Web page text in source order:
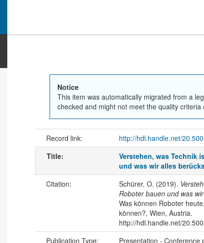
Notice
This item was automatically migrated from a
checked and might not meet the quality
Record link: http://hdl.handle.net/
Title:
Verstehen, was Technik
und was wir alles
Citation: Schürer, O. (2019).
Roboter bauen und was
Was können Roboter
können?, Wien, Austria.
http://hdl.handle.net/
Publication Type: Presentation - Conference